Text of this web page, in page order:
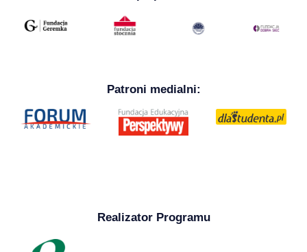
Patroni medialni:
Realizator Programu